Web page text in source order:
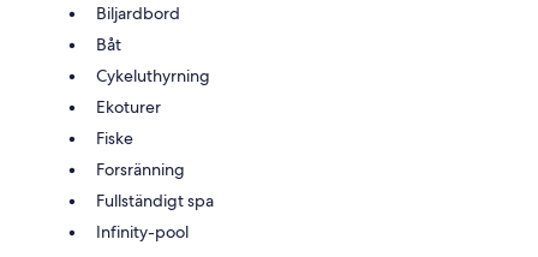
Biljardbord
Båt
Cykeluthyrning
Ekoturer
Fiske
Forsränning
Fullständigt spa
Infinity-pool